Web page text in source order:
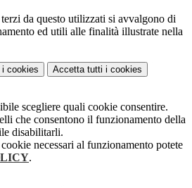
da questo utilizzati si avvalgono di
ed utili alle finalità illustrate nella
i cookies Accetta tutti i cookies
scegliere quali cookie consentire.
che consentono il funzionamento della
disabilitarli.
necessari al funzionamento potete
.